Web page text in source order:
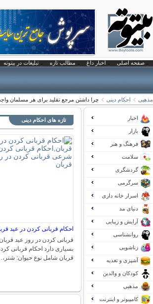
صفحه اصلی اخبار داغ مطالب تازه تبلیغات در بیتوته
مذهبی احکام دینی چرا داشتن مرجع تقلید برای هر مسلمان
تازه های احکام دینی
احکام قربانی کردن در عید
قربانی کردن در روز عید
بسیاری دارد احکام قربانی
قربان شامل نوع حیوان:
اخبار
بازار
فرهنگ و هنر
سلامت
گردشگری
سرگرمی
اسرار خانه داری
دنیای مد
آرایش و زیبایی
روانشناسی
زناشویی
آشپزی و تغذیه
کودکان و والدین
مذهبی
کامپیوتر و اینترنت